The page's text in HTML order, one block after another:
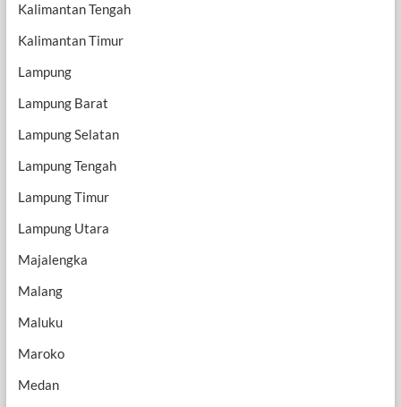
Kalimantan Tengah
Kalimantan Timur
Lampung
Lampung Barat
Lampung Selatan
Lampung Tengah
Lampung Timur
Lampung Utara
Majalengka
Malang
Maluku
Maroko
Medan